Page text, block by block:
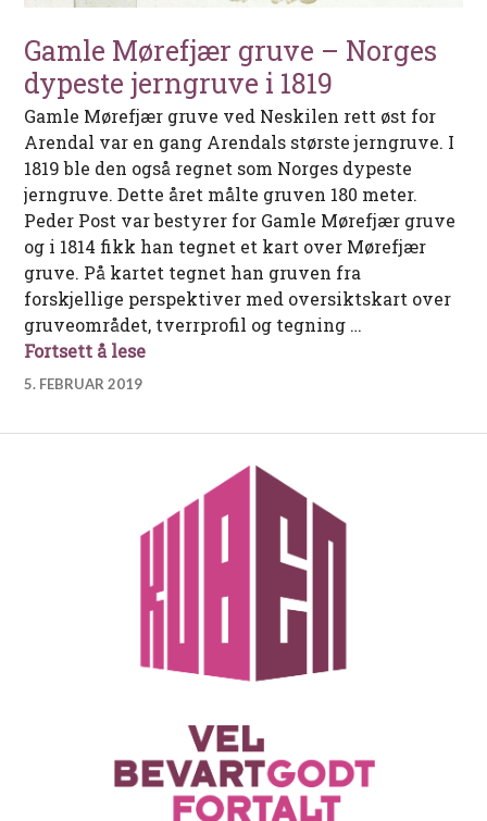
Gamle Mørefjær gruve – Norges
dypeste jerngruve i 1819
Gamle Mørefjær gruve ved Neskilen rett øst for
Arendal var en gang Arendals største jerngruve. I
1819 ble den også regnet som Norges dypeste
jerngruve. Dette året målte gruven 180 meter.
Peder Post var bestyrer for Gamle Mørefjær gruve
og i 1814 fikk han tegnet et kart over Mørefjær
gruve. På kartet tegnet han gruven fra
forskjellige perspektiver med oversiktskart over
gruveområdet, tverrprofil og tegning …
Fortsett å leseGamle Mørefjær gruve – Norges
5. FEBRUAR 2019